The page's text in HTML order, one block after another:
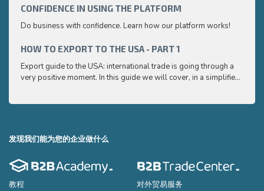
CONFIDENCE IN USING THE PLATFORM
Do business with confidence. Learn how our platform works!
HOW TO EXPORT TO THE USA - PART 1
Export guide to the USA: international trade is going through a
very positive moment. In this guide we will cover, in a simplified
to
发现我们能为您的企业做什么
教程
对外贸易服务